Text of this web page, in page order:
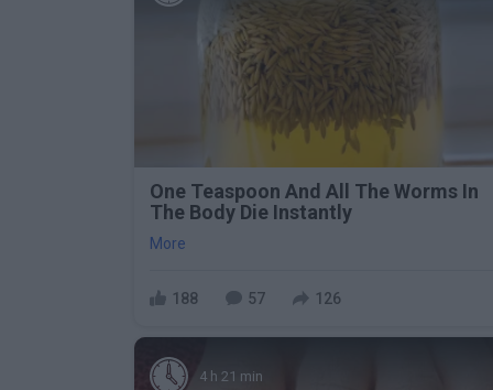
One Teaspoon And All The Worms In
The Body Die Instantly
More
188 57 126
4 h 21 min